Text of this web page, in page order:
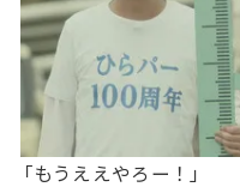
「もうええやろー！」